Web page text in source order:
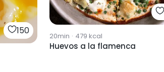
150 20min · 479 kcal
Huevos a la flamenca